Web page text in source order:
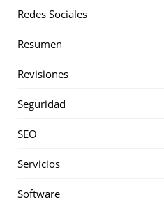
Redes Sociales
Resumen
Revisiones
Seguridad
SEO
Servicios
Software